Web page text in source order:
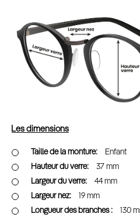
Les dimensions
Enfant
37 mm
44 mm
19 mm
130